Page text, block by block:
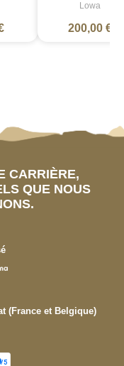
Lowa
200,00 €
CARRIÈRE,
QUE NOUS
(France et Belgique)